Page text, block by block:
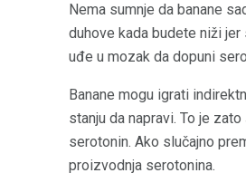
Nema sumnje da banane
duhove kada budete niži
uđe u mozak da dopuni
Banane mogu igrati
stanju da napravi. To je
serotonin. Ako slučajno
proizvodnja serotonina.